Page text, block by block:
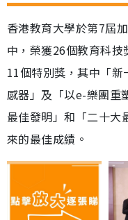
香港教育大學於第7屆
中，榮獲26個教育科
11個特別獎，其中「
感器」及「以e-樂團重
最佳發明」和「二十大
來的最佳成績。